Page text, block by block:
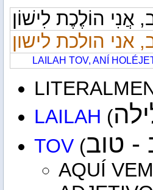
אֲנִי הוֹלֶכֶת לִישׁוֹן
אני הולכת לישון
LAILAH TOV, ANÍ
LAILAH (
TOV (- טוב
AQUÍ